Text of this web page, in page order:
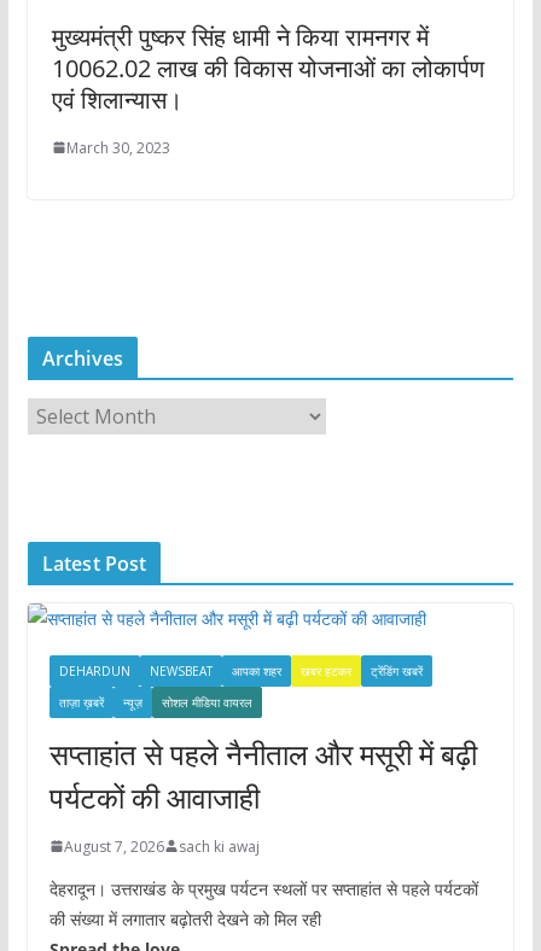
मुख्यमंत्री पुष्कर सिंह धामी ने किया रामनगर में
10062.02 लाख की विकास योजनाओं का लोकार्पण
एवं शिलान्यास।
March 30, 2023
Archives
r
e
s
Latest Post
DEHARDUN NEWSBEAT आपका शहर खबर हटकर
ट्रेंडिंग खबरें
ताज़ा ख़बरें
न्यूज़ सोशल मीडिया वायरल
सप्ताहांत से पहले नैनीताल और मसूरी में बढ़ी
पर्यटकों की आवाजाही
August 7, 2026 sach ki awaj
देहरादून। उत्तराखंड के प्रमुख पर्यटन स्थलों पर सप्ताहांत से पहले पर्यटकों
की संख्या में लगातार बढ़ोतरी देखने को मिल रही